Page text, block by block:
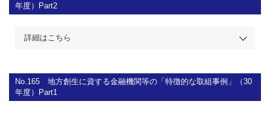
年度）Part2
詳細はこちら
No.165 地方創生に資する金融機関等の「特徴的な取組事例」（30
年度）Part1